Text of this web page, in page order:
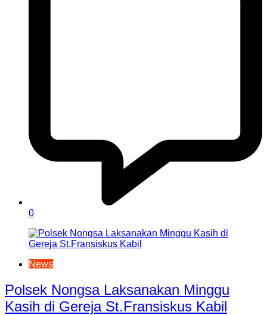
0
News
Polsek Nongsa Laksanakan Minggu
Kasih di Gereja St.Fransiskus Kabil